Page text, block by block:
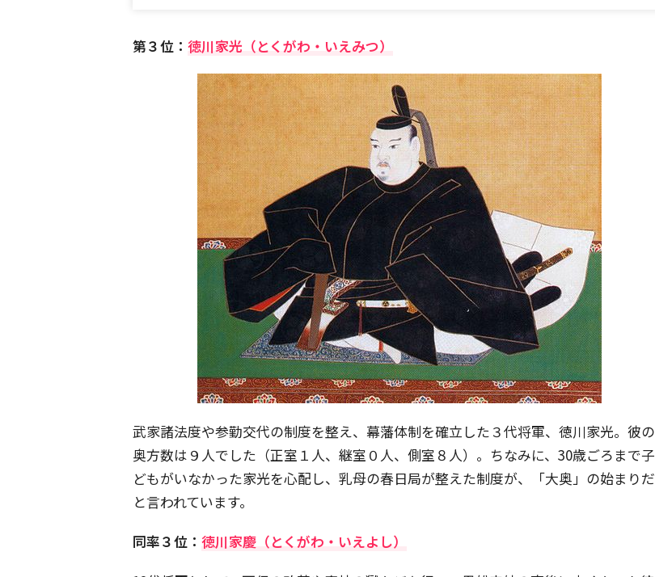
第３位： 徳川家光（とくがわ・いえみつ）
武家諸法度や参勤交代の制度を整え、幕藩体制を確立した３代将軍、徳川家光。彼の
奥方数は９人でした（正室１人、継室０人、側室８人）。ちなみに、30歳ごろまで子
どもがいなかった家光を心配し、乳母の春日局が整えた制度が、「大奥」の始まりだ
と言われています。
同率３位： 徳川家慶（とくがわ・いえよし）